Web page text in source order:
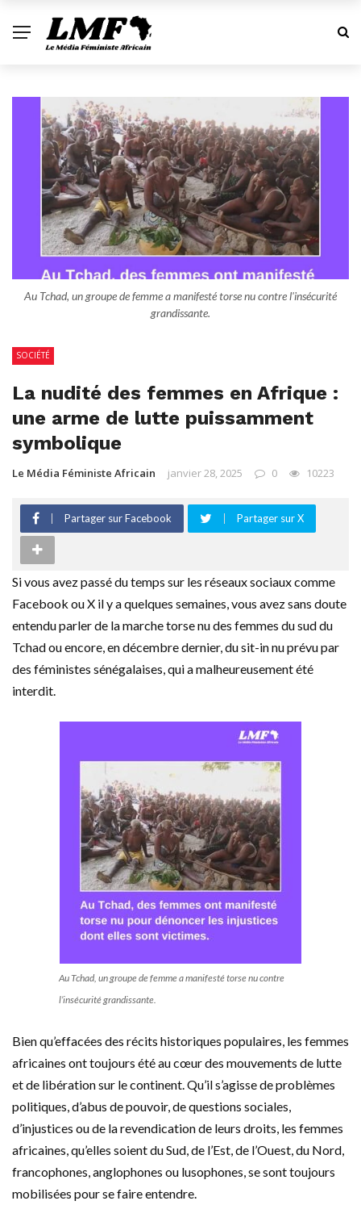
Au Tchad, un groupe de femme a manifesté torse nu contre l'insécurité
grandissante.
SOCIÉTÉ
La nudité des femmes en Afrique :
une arme de lutte puissamment
symbolique
Le Média Féministe Africain janvier 28, 2025 0 10223
Partager sur Facebook Partager sur X
Si vous avez passé du temps sur les réseaux sociaux comme
Facebook ou X il y a quelques semaines, vous avez sans doute
entendu parler de la marche torse nu des femmes du sud du
Tchad ou encore, en décembre dernier, du sit-in nu prévu par
des féministes sénégalaises, qui a malheureusement été
interdit.
Au Tchad, un groupe de femme a manifesté torse nu contre
l’insécurité grandissante.
Bien qu’effacées des récits historiques populaires, les femmes
africaines ont toujours été au cœur des mouvements de lutte
et de libération sur le continent. Qu’il s’agisse de problèmes
politiques, d’abus de pouvoir, de questions sociales,
d’injustices ou de la revendication de leurs droits, les femmes
africaines, qu’elles soient du Sud, de l’Est, de l’Ouest, du Nord,
francophones, anglophones ou lusophones, se sont toujours
mobilisées pour se faire entendre.